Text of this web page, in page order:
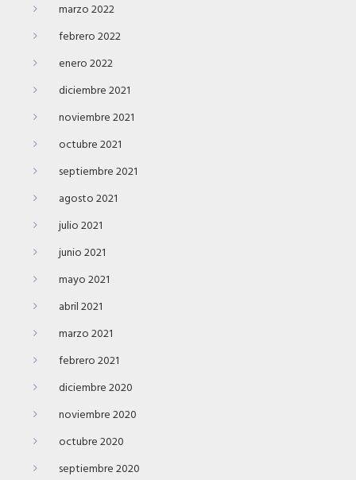
marzo 2022
febrero 2022
enero 2022
diciembre 2021
noviembre 2021
octubre 2021
septiembre 2021
agosto 2021
julio 2021
junio 2021
mayo 2021
abril 2021
marzo 2021
febrero 2021
diciembre 2020
noviembre 2020
octubre 2020
septiembre 2020